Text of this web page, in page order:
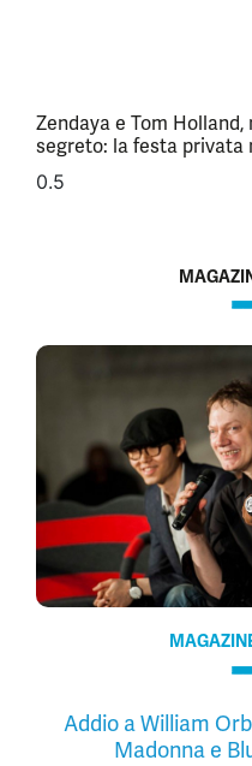
Zendaya e Tom
segreto: la festa privata
Addio a William
Madonna e